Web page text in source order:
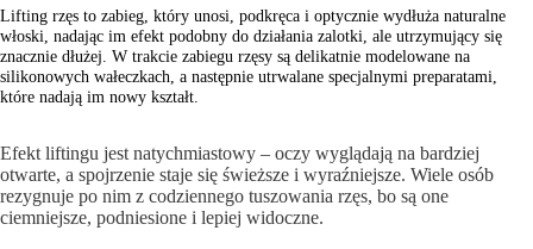
Lifting rzęs to zabieg, który unosi, podkręca i optycznie wydłuża naturalne
włoski, nadając im efekt podobny do działania zalotki, ale utrzymujący się
znacznie dłużej. W trakcie zabiegu rzęsy są delikatnie modelowane na
silikonowych wałeczkach, a następnie utrwalane specjalnymi preparatami,
które nadają im nowy kształt.
Efekt liftingu jest natychmiastowy – oczy wyglądają na bardziej
otwarte, a spojrzenie staje się świeższe i wyraźniejsze. Wiele osób
rezygnuje po nim z codziennego tuszowania rzęs, bo są one
ciemniejsze, podniesione i lepiej widoczne.